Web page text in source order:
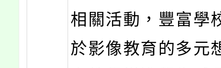
相關活動，豐富學
於影像教育的多元